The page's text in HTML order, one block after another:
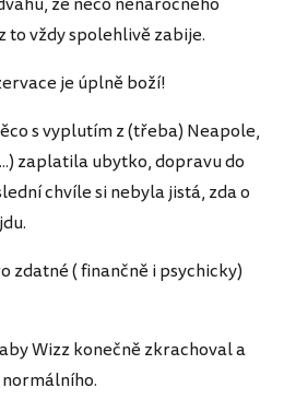
to vždy spolehlivě zabije.
je úplně boží!
s vyplutím z (třeba) Neapole,
zaplatila ubytko, dopravu do
chvíle si nebyla jistá, zda o
zdatné ( finančně i psychicky)
Wizz konečně zkrachoval a